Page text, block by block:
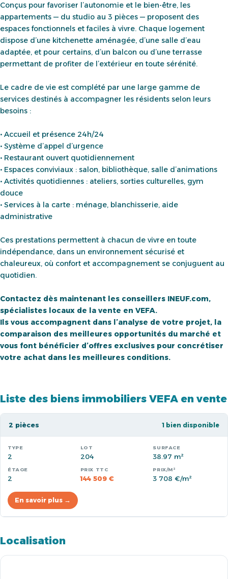
Conçus pour favoriser l’autonomie et le bien-être, les
appartements — du studio au 3 pièces — proposent des
espaces fonctionnels et faciles à vivre. Chaque logement
dispose d’une kitchenette aménagée, d’une salle d’eau
adaptée, et pour certains, d’un balcon ou d’une terrasse
permettant de profiter de l’extérieur en toute sérénité.
Le cadre de vie est complété par une large gamme de
services destinés à accompagner les résidents selon leurs
besoins :
• Accueil et présence 24h/24
• Système d’appel d’urgence
• Restaurant ouvert quotidiennement
• Espaces conviviaux : salon, bibliothèque, salle d’animations
• Activités quotidiennes : ateliers, sorties culturelles, gym
douce
• Services à la carte : ménage, blanchisserie, aide
administrative
Ces prestations permettent à chacun de vivre en toute
indépendance, dans un environnement sécurisé et
chaleureux, où confort et accompagnement se conjuguent au
quotidien.
Contactez dès maintenant les conseillers INEUF.com,
spécialistes locaux de la vente en VEFA.
Ils vous accompagnent dans l’analyse de votre projet, la
comparaison des meilleures opportunités du marché et
vous font bénéficier d’offres exclusives pour concrétiser
votre achat dans les meilleures conditions.
Liste des biens immobiliers VEFA en vente
2 pièces 1 bien disponible
2 204 38.97 m²
2 144 509 € 3 708 €/m²
En savoir plus →
Localisation